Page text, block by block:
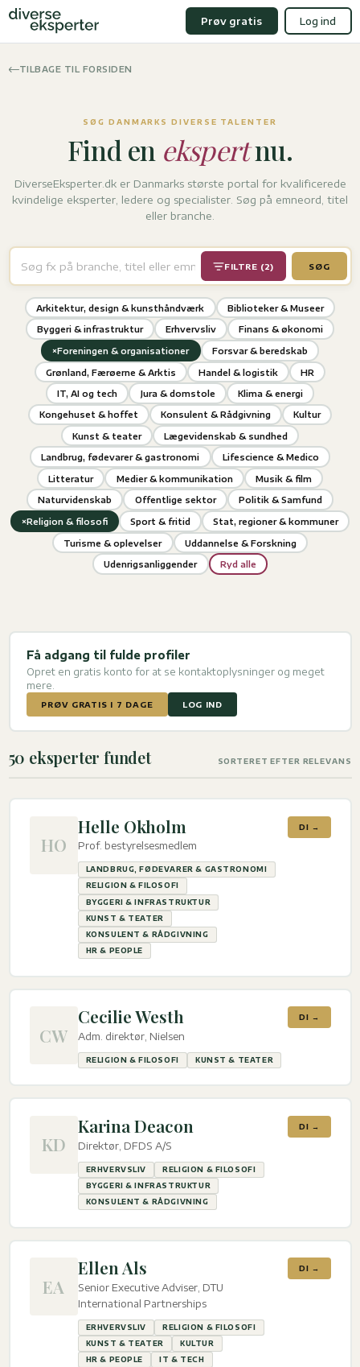
Prøv gratis Log ind
TILBAGE TIL FORSIDEN
SØG DANMARKS DIVERSE TALENTER
Find en ekspertnu.
DiverseEksperter.dk er Danmarks største portal for kvalificerede
kvindelige eksperter, ledere og specialister. Søg på emneord, titel
eller branche.
FILTRE (2) SØG
Arkitektur, design & kunsthåndværk Biblioteker & Museer
Byggeri & infrastruktur Erhvervsliv Finans & økonomi
×Foreningen & organisationer Forsvar & beredskab
Grønland, Færøerne & Arktis Handel & logistik HR
IT, AI og tech Jura & domstole Klima & energi
Kongehuset & hoffet Konsulent & Rådgivning Kultur
Kunst & teater Lægevidenskab & sundhed
Landbrug, fødevarer & gastronomi Lifescience & Medico
Litteratur Medier & kommunikation Musik & film
Naturvidenskab Offentlige sektor Politik & Samfund
×Religion & filosofi Sport & fritid Stat, regioner & kommuner
Turisme & oplevelser Uddannelse & Forskning
Udenrigsanliggender Ryd alle
Få adgang til fulde profiler
Opret en gratis konto for at se kontaktoplysninger og meget
mere.
PRØV GRATIS I 7 DAGE LOG IND
50 eksperter fundet SORTERET EFTER RELEVANS
HO
Helle Okholm
Prof. bestyrelsesmedlem
LANDBRUG, FØDEVARER & GASTRONOMI
RELIGION & FILOSOFI
BYGGERI & INFRASTRUKTUR
KUNST & TEATER
KONSULENT & RÅDGIVNING
HR & PEOPLE
DI →
CW
Cecilie Westh
Adm. direktør, Nielsen
RELIGION & FILOSOFI KUNST & TEATER
DI →
KD
Karina Deacon
Direktør, DFDS A/S
ERHVERVSLIV
RELIGION & FILOSOFI
BYGGERI & INFRASTRUKTUR
KONSULENT & RÅDGIVNING
DI →
EA
Ellen Als
Senior Executive Adviser, DTU
International Partnerships
ERHVERVSLIV
RELIGION & FILOSOFI
KUNST & TEATER
KULTUR
HR & PEOPLE
IT & TECH
DI →